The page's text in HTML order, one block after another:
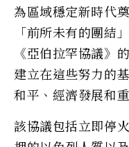
為區域穩定新時代
「前所未有的團結
《亞伯拉罕協議》
建立在這些努力的
和平、經濟發展和
該協議包括立即停